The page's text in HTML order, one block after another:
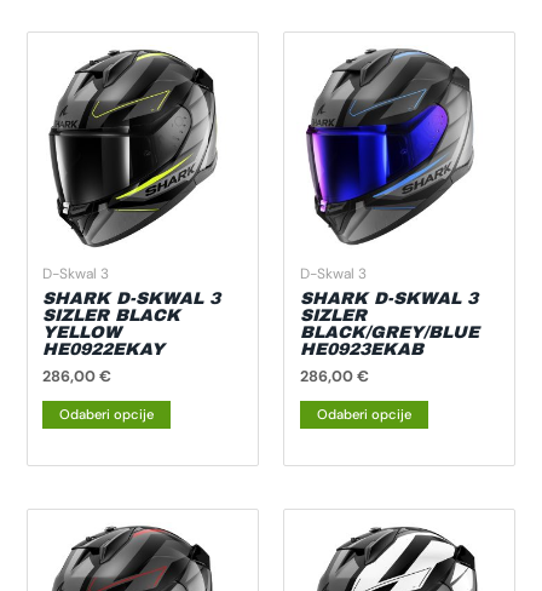
D-Skwal 3
SHARK D-SKWAL 3
SIZLER BLACK
YELLOW
HE0922EKAY
286,00€
Odaberi opcije
proizvod
ima
više
varijanti.
Opcije
se
na
stranici
D-Skwal 3
SHARK D-SKWAL 3
SIZLER
BLACK/GREY/BLUE
HE0923EKAB
286,00€
Odaberi opcije
proizvod
ima
više
varijanti.
Opcije
se
na
stranici
proizvod
ima
proizvod
ima